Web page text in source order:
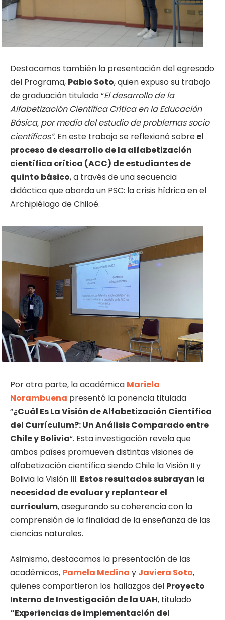
Destacamos también la presentación del egresado
del Programa, Pablo Soto, quien expuso su trabajo
de graduación titulado “El desarrollo de la
Alfabetización Científica Crítica en la Educación
Básica, por medio del estudio de problemas socio
científicos”. En este trabajo se reflexionó sobreel
proceso de desarrollo de la alfabetización
científica crítica (ACC) de estudiantes de
quinto básico, a través de una secuencia
didáctica que aborda un PSC: la crisis hídrica en el
Archipiélago de Chiloé.
Porotra parte, la académica Mariela
Norambuena presentó la ponencia titulada
“¿Cuál Es La Visión de Alfabetización Científica
del Currículum?: Un Análisis Comparado entre
Chile y Bolivia“. Esta investigación revela que
ambos países promueven distintas visiones de
alfabetización científica siendo Chile la Visión II y
Bolivia la Visión III. Estos resultados subrayan la
necesidad de evaluar y replantear el
currículum, asegurando su coherencia con la
comprensión de la finalidad de la enseñanza de las
ciencias naturales.
Asimismo, destacamos la presentación de las
académicas, Pamela Medina y Javiera Soto,
quienes compartieron los hallazgos del Proyecto
Interno de Investigación de la UAH, titulado
“Experiencias de implementación del